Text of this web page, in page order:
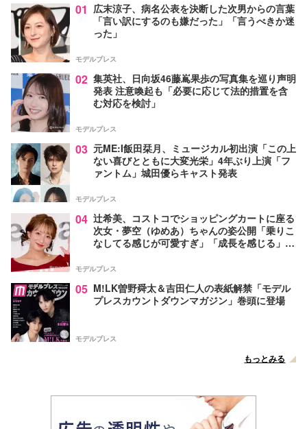
01 広末涼子、病名公表を決断した次男からの言葉
「言い訳にするのも嫌だった」「言うべきか迷
った」
モデルプレス
02 集英社、日向坂46藤嶌果歩の写真集を巡り声明
発表 注意喚起も「必要に応じて法的措置を含
む対応を検討」
モデルプレス
03 元ME:I飯田栞月、ミュージカル初出演「この上
ない喜びとともに大変光栄」4年ぶり上演「フ
ァントム」城田優らキャスト発表
モデルプレス
04 辻希美、コストコでショッピングカートに座る
次女・夢空（ゆめあ）ちゃんの姿公開「乗りこ
なしてる感じが可愛すぎ」「成長を感じる」の
モデルプレス
05 M!LK曽野舜太＆吉田仁人の表紙解禁「モデル
プレスカウントダウンマガジン」巻頭に登場
モデルプレス
もっとみる